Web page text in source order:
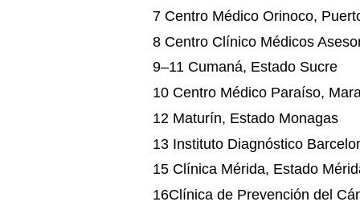
7 Centro Médico Orinoco,
8 Centro Clínico Médicos
9–11 Cumaná, Estado Sucre
10 Centro Médico Paraíso,
12 Maturín, Estado Monagas
13 Instituto Diagnóstico
15 Clínica Mérida, Estado
16Clínica de Prevención del